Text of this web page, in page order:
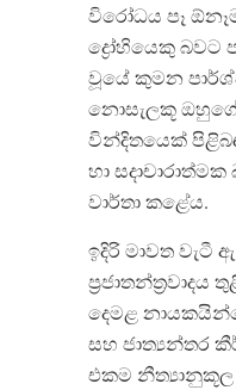
විරෝධය පෑ
ද්‍රෝහියෙකු බවට
වූයේ කුමන
නොසැලකූ ඔහුගේ
වින්දිතයෙක්
හා
වාර්තා කළේය.
ඉදිරි මාවත වැටී
දෙමළ
සහ ජාත්‍යන්තර
එකම